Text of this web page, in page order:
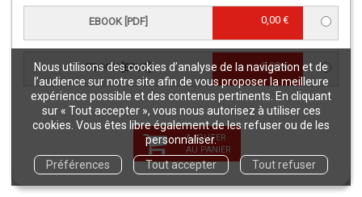
Nous utilisons des cookies d’analyse de la navigation et de
l’audience sur notre site afin de vous proposer la meilleure
expérience possible et des contenus pertinents. En cliquant
sur « Tout accepter », vous nous autorisez à utiliser ces
cookies. Vous êtes libre également de les refuser ou de les
personnaliser.
Préférences
Tout accepter Tout refuser
EBOOK [PDF] 0,00 €
EBOOK [EPUB] 0,00 €
AJOUTER
AU PANIER
RETROUVEZ-NOUS
CONTACT SERVICE CLIENTS
serviceclients@quae.fr
Éditions Quae - c/o INRAE RD 10 -
78026 Versailles Cedex